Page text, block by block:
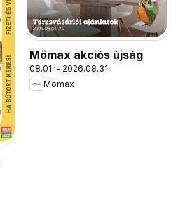
Mömax akciós újság
08.01. - 2026.08.31.
Mömax